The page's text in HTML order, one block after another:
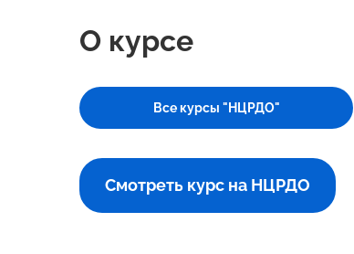
О курсе
Все курсы "НЦРДО"
Смотреть курс на НЦРДО